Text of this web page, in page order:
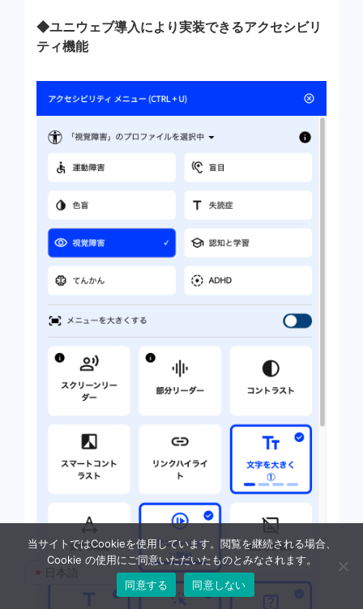
日本語
◆ユニウェブ導入により実装できるアクセシビリ
ティ機能
当サイトではCookieを使用しています。閲覧を継続される場合、
Cookie の使用にご同意いただいたものとみなされます。
同意する
同意しない